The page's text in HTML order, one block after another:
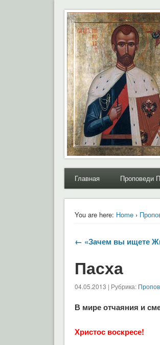
Moral.Ru
Общественный Комитет "За
Главная Проповеди
You are here: Home›
← «Зачем вы ищете
Пасха
04.05.2013 | Рубрика:
В мире отчаяния и
Христос воскресе!